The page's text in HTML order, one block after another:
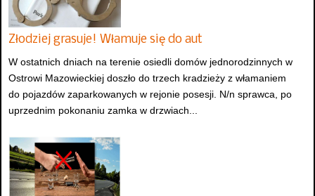
Złodziej grasuje! Włamuje się do aut
W ostatnich dniach na terenie osiedli domów jednorodzinnych w
Ostrowi Mazowieckiej doszło do trzech kradzieży z włamaniem
do pojazdów zaparkowanych w rejonie posesji. N/n sprawca, po
uprzednim pokonaniu zamka w drzwiach...